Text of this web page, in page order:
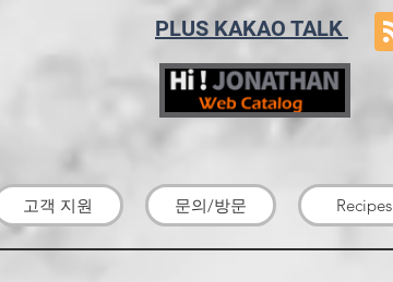
PLUS KAKAO TALK
고객 지원 문의/방문 Recipes